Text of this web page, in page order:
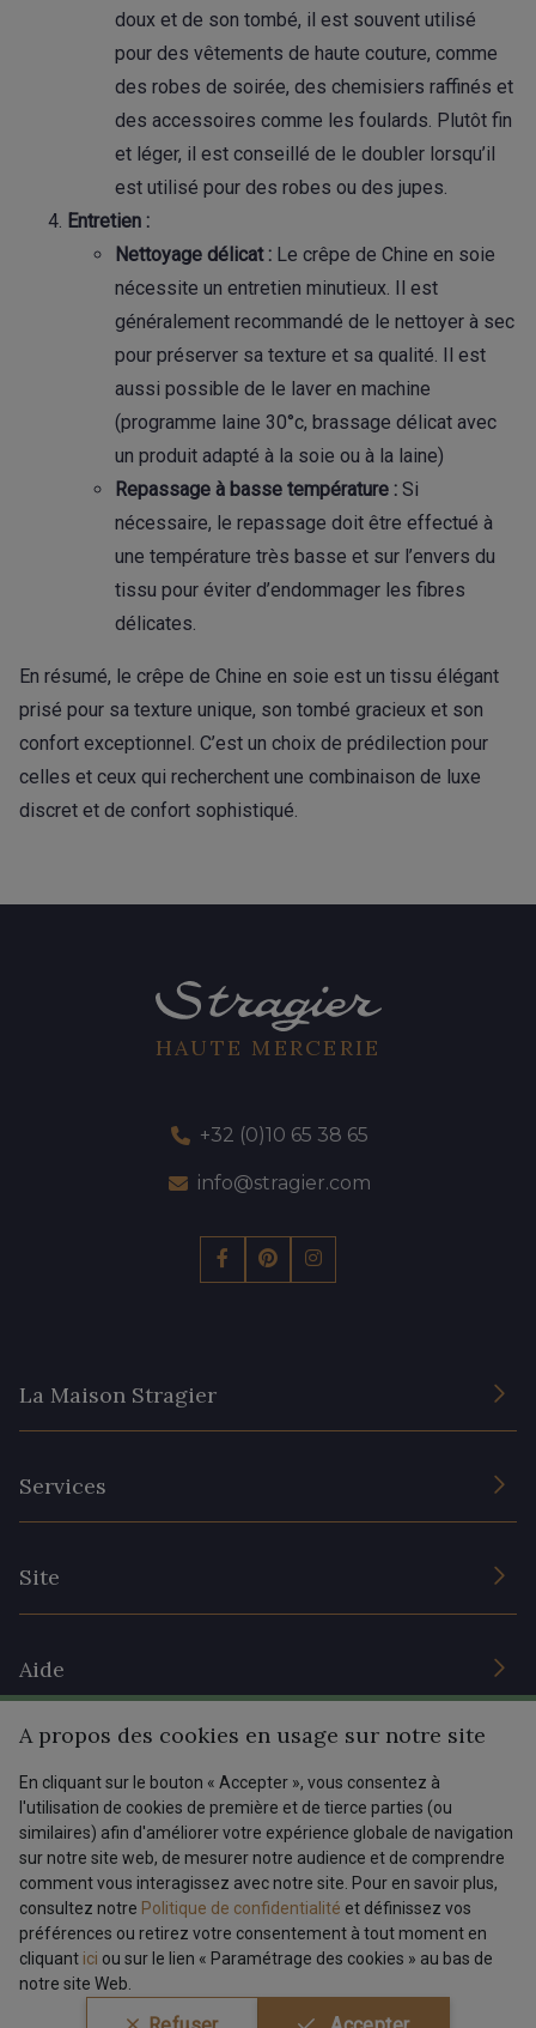
doux et de son tombé, il est souvent utilisé
pour des vêtements de haute couture, comme
des robes de soirée, des chemisiers raffinés et
des accessoires comme les foulards. Plutôt fin
et léger, il est conseillé de le doubler lorsqu’il
est utilisé pour des robes ou des jupes.
Entretien :
Nettoyage délicat : Le crêpe de Chine en soie
nécessite un entretien minutieux. Il est
généralement recommandé de le nettoyer à sec
pour préserver sa texture et sa qualité. Il est
aussi possible de le laver en machine
(programme laine 30°c, brassage délicat avec
un produit adapté à la soie ou à la laine)
Repassage à basse température : Si
nécessaire, le repassage doit être effectué à
une température très basse et sur l’envers du
tissu pour éviter d’endommager les fibres
délicates.
En résumé, le crêpe de Chine en soie est un tissu élégant
prisé pour sa texture unique, son tombé gracieux et son
confort exceptionnel. C’est un choix de prédilection pour
celles et ceux qui recherchent une combinaison de luxe
discret et de confort sophistiqué.
HAUTE MERCERIE
+32 (0)10 65 38 65
info@stragier.com
La Maison Stragier
Services
Site
Prix réduits
Magazine
Aide
Livraison : France, Belgique, International
Retours & réclamations
FAQ - Questions fréquentes
Modes de paiements
Tous nos tissus
Magazine
FR EN
Dernière modification : 11/03/2025 08:21
Conditions générales de vente Politique de confidentialité
A propos des cookies en usage sur notre site
En cliquant sur le bouton « Accepter », vous consentez à
l'utilisation de cookies de première et de tierce parties (ou
similaires) afin d'améliorer votre expérience globale de navigation
sur notre site web, de mesurer notre audience et de comprendre
comment vous interagissez avec notre site. Pour en savoir plus,
consultez notre Politique de confidentialité et définissez vos
préférences ou retirez votre consentement à tout moment en
cliquant ici ou sur le lien « Paramétrage des cookies » au bas de
notre site Web.